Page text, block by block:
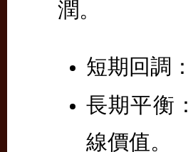
潤。
短期回調：
長期平衡：
線價值。